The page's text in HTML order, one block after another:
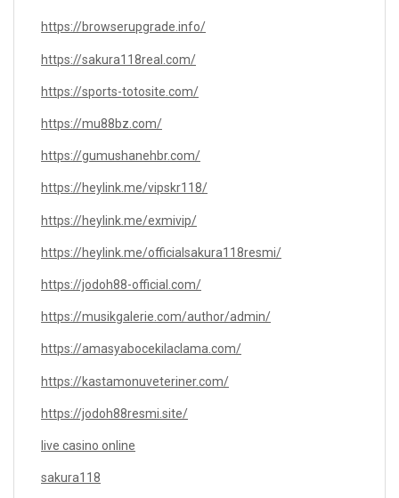
https://browserupgrade.info/
https://sakura118real.com/
https://sports-totosite.com/
https://mu88bz.com/
https://gumushanehbr.com/
https://heylink.me/vipskr118/
https://heylink.me/exmivip/
https://heylink.me/officialsakura118resmi/
https://jodoh88-official.com/
https://musikgalerie.com/author/admin/
https://amasyabocekilaclama.com/
https://kastamonuveteriner.com/
https://jodoh88resmi.site/
live casino online
sakura118